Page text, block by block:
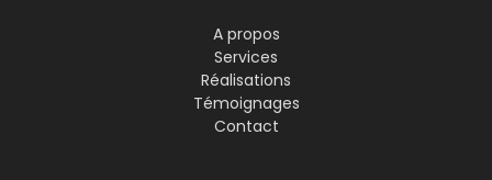
A propos
Services
Réalisations
Témoignages
Contact